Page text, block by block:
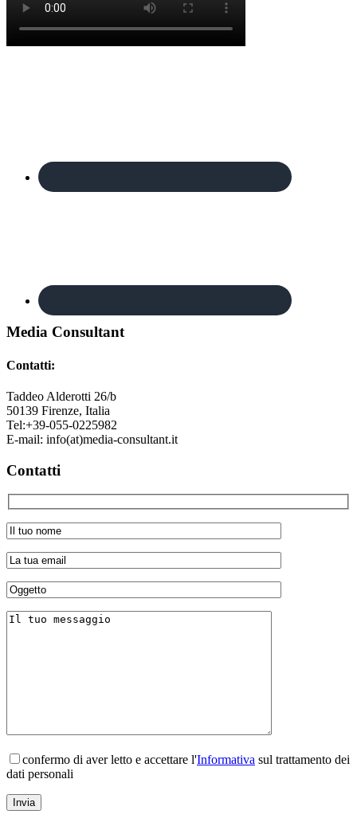
Footer
Media Consultant
Contatti:
Taddeo Alderotti 26/b
50139 Firenze, Italia
Tel:+39-055-0225982
E-mail: info(at)media-consultant.it
Contatti
confermo di aver letto e accettare l'Informativa sul trattamento dei
dati personali